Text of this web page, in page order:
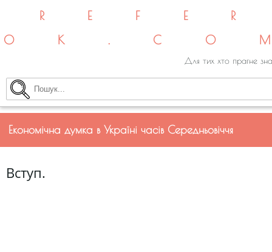
Для тих хто прагне
Економічна думка в Україні часів Середньовіччя
Вступ.